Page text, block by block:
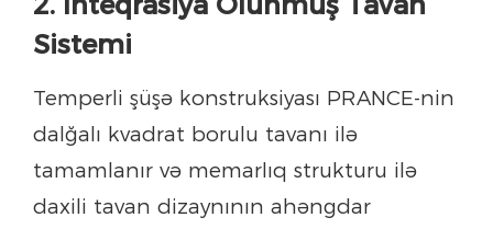
Sistemi
Temperli şüşə konstruksiyası PRANCE-nin
dalğalı kvadrat borulu tavanı ilə
tamamlanır və memarlıq strukturu ilə
daxili tavan dizaynının ahəngdar